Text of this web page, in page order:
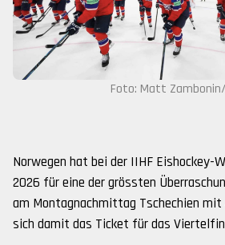
Foto: Matt Zambonin/
Norwegen hat bei der IIHF
2026 für eine der grössten
am Montagnachmittag Tschechien mit
sich damit das Ticket für das